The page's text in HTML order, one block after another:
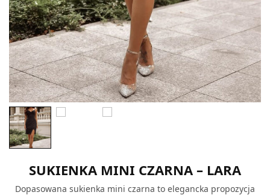
SUKIENKA MINI CZARNA – LARA
Dopasowana sukienka mini czarna to elegancka propozycja